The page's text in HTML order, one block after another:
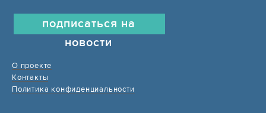
подписаться на
новости
О проекте
Контакты
Политика конфиденциальности